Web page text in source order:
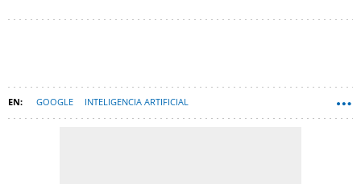
GOOGLE INTELIGENCIA ARTIFICIAL